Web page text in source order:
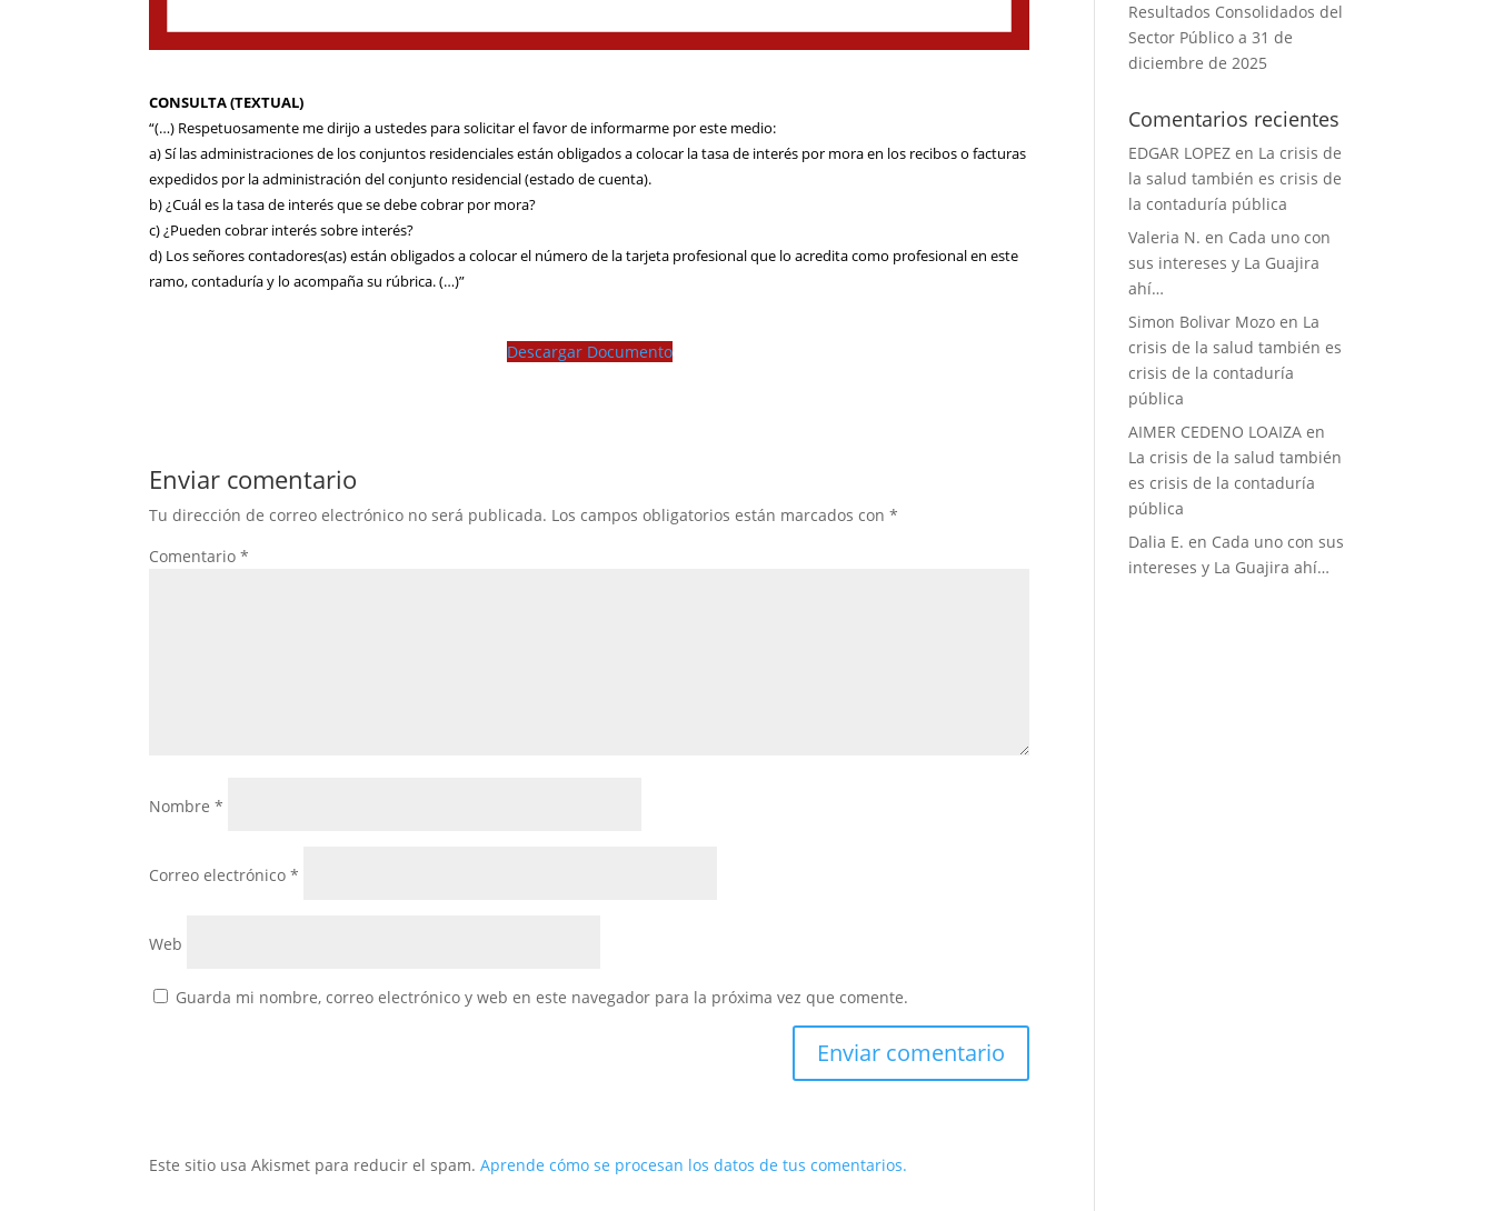
CONSULTA (TEXTUAL)
“(…) Respetuosamente me dirijo a ustedes para solicitar el favor de informarme por este medio:
a) Sí las administraciones de los conjuntos residenciales están obligados a colocar la tasa de interés por mora en los recibos o facturas
expedidos por la administración del conjunto residencial (estado de cuenta).
b) ¿Cuál es la tasa de interés que se debe cobrar por mora?
c) ¿Pueden cobrar interés sobre interés?
d) Los señores contadores(as) están obligados a colocar el número de la tarjeta profesional que lo acredita como profesional en este
ramo, contaduría y lo acompaña su rúbrica. (…)”
Descargar Documento
Enviar comentario
Tu dirección de correo electrónico no será publicada. Los campos obligatorios están marcados con*
Comentario*
Nombre*
Correo electrónico*
Web
Guarda mi nombre, correo electrónico y web en este navegador para la próxima vez que comente.
Este sitio usa Akismet para reducir el spam.Aprende cómo se procesan los datos de tus comentarios.
Resultados Consolidados del
Sector Público a 31 de
diciembre de 2025
Comentarios recientes
EDGAR LOPEZ en La crisis de
la salud también es crisis de
la contaduría pública
Valeria N. en Cada uno con
sus intereses y La Guajira
ahí…
Simon Bolivar Mozo en La
crisis de la salud también es
crisis de la contaduría
pública
AIMER CEDENO LOAIZA en
La crisis de la salud también
es crisis de la contaduría
pública
Dalia E. en Cada uno con sus
intereses y La Guajira ahí…